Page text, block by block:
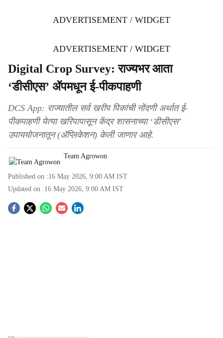
ADVERTISEMENT / WIDGET
ADVERTISEMENT / WIDGET
Digital Crop Survey: राज्यभर आता
‘डीसीएस’ ॲपमधून ई-पीकपाहणी
DCS App: राज्यातील सर्व खरीप पिकांची नोंदणी अर्थात ई-
पीकपाहणी येत्या खरिपापासून केंद्र शासनाच्या ‘डीसीएस’
उपाययोजनातून (ॲप्लिकेशन) केली जाणार आहे.
Team Agrowon
Published on :16 May 2026, 9:00 AM IST
Updated on :16 May 2026, 9:00 AM IST
S